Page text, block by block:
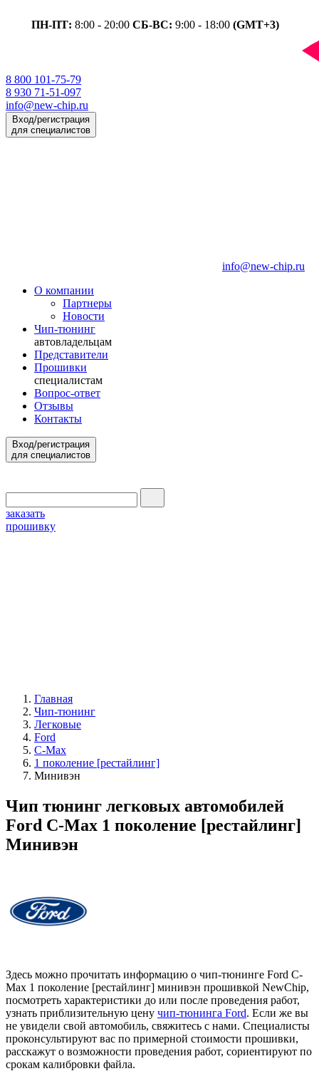
ПН-ПТ: 8:00 - 20:00 СБ-ВС: 9:00 - 18:00 (GMT+3)
8 800 101-75-79
8 930 71-51-097
info@new-chip.ru
Вход/регистрация
для специалистов
info@new-chip.ru
О компании
Партнеры
Новости
Чип-тюнинг
автовладельцам
Представители
Прошивки
специалистам
Вопрос-ответ
Отзывы
Контакты
Вход/регистрация
для специалистов
заказать
прошивку
Главная
Чип-тюнинг
Легковые
Ford
C-Max
1 поколение [рестайлинг]
Минивэн
Чип тюнинг легковых автомобилей
Ford C-Max 1 поколение [рестайлинг]
Минивэн
Здесь можно прочитать информацию о чип-тюнинге Ford C-
Max 1 поколение [рестайлинг] минивэн прошивкой NewChip,
посмотреть характеристики до или после проведения работ,
узнать приблизительную цену чип-тюнинга Ford. Если же вы
не увидели свой автомобиль, свяжитесь с нами. Специалисты
проконсультируют вас по примерной стоимости прошивки,
расскажут о возможности проведения работ, сориентируют по
срокам калибровки файла.